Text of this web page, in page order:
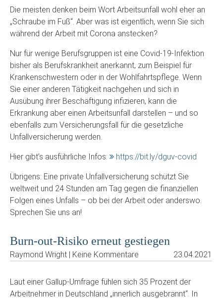
Die meisten denken beim Wort Arbeitsunfall wohl eher an
„Schraube im Fuß“. Aber was ist eigentlich, wenn Sie sich
während der Arbeit mit Corona anstecken?
Nur für wenige Berufsgruppen ist eine Covid-19-Infektion
bisher als Berufskrankheit anerkannt, zum Beispiel für
Krankenschwestern oder in der Wohlfahrtspflege. Wenn
Sie einer anderen Tätigkeit nachgehen und sich in
Ausübung ihrer Beschäftigung infizieren, kann die
Erkrankung aber einen Arbeitsunfall darstellen – und so
ebenfalls zum Versicherungsfall für die gesetzliche
Unfallversicherung werden.
Hier gibt’s ausführliche Infos: https://bit.ly/dguv-covid
Übrigens: Eine private Unfallversicherung schützt Sie
weltweit und 24 Stunden am Tag gegen die finanziellen
Folgen eines Unfalls – ob bei der Arbeit oder anderswo.
Sprechen Sie uns an!
Burn-out-Risiko erneut gestiegen
Raymond Wright | Keine Kommentare 23.04.2021
Laut einer Gallup-Umfrage fühlen sich 35 Prozent der
Arbeitnehmer in Deutschland „innerlich ausgebrannt“. In